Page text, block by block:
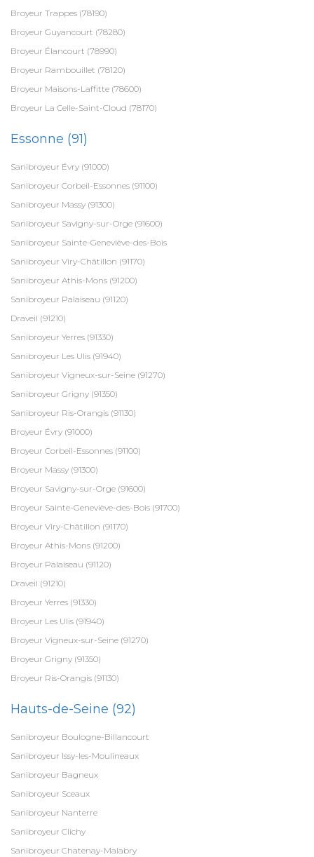
Broyeur Trappes (78190)
Broyeur Guyancourt (78280)
Broyeur Élancourt (78990)
Broyeur Rambouillet (78120)
Broyeur Maisons-Laffitte (78600)
Broyeur La Celle-Saint-Cloud (78170)
Essonne (91)
Sanibroyeur Évry (91000)
Sanibroyeur Corbeil-Essonnes (91100)
Sanibroyeur Massy (91300)
Sanibroyeur Savigny-sur-Orge (91600)
Sanibroyeur Sainte-Geneviève-des-Bois
Sanibroyeur Viry-Châtillon (91170)
Sanibroyeur Athis-Mons (91200)
Sanibroyeur Palaiseau (91120)
Draveil (91210)
Sanibroyeur Yerres (91330)
Sanibroyeur Les Ulis (91940)
Sanibroyeur Vigneux-sur-Seine (91270)
Sanibroyeur Grigny (91350)
Sanibroyeur Ris-Orangis (91130)
Broyeur Évry (91000)
Broyeur Corbeil-Essonnes (91100)
Broyeur Massy (91300)
Broyeur Savigny-sur-Orge (91600)
Broyeur Sainte-Geneviève-des-Bois (91700)
Broyeur Viry-Châtillon (91170)
Broyeur Athis-Mons (91200)
Broyeur Palaiseau (91120)
Draveil (91210)
Broyeur Yerres (91330)
Broyeur Les Ulis (91940)
Broyeur Vigneux-sur-Seine (91270)
Broyeur Grigny (91350)
Broyeur Ris-Orangis (91130)
Hauts-de-Seine (92)
Sanibroyeur Boulogne-Billancourt
Sanibroyeur Issy-les-Moulineaux
Sanibroyeur Bagneux
Sanibroyeur Sceaux
Sanibroyeur Nanterre
Sanibroyeur Clichy
Sanibroyeur Chatenay-Malabry